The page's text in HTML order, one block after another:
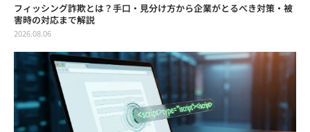
フィッシング詐欺とは？手口・見分け方から企業がとるべき対策・被
害時の対応まで解説
2026.08.06